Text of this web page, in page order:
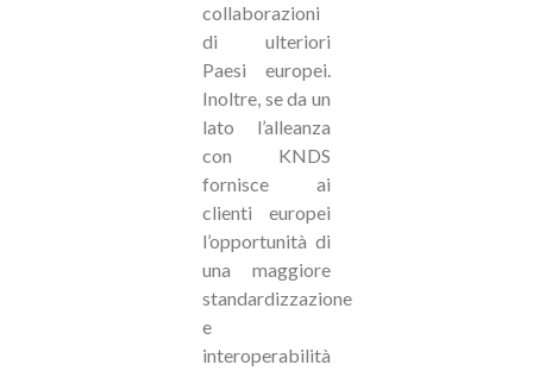
collaborazioni
di ulteriori
Paesi europei.
Inoltre, se da un
lato l’alleanza
con KNDS
fornisce ai
clienti europei
l’opportunità di
una maggiore
standardizzazione
e
interoperabilità